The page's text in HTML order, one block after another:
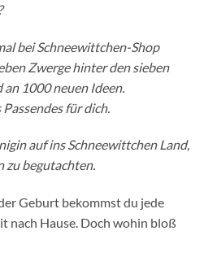
bei Schneewittchen-Shop
Zwerge hinter den sieben
an 1000 neuen Ideen.
für dich.
auf ins Schneewittchen Land,
zu begutachten.
Geburt bekommst du jede
nach Hause. Doch wohin bloß